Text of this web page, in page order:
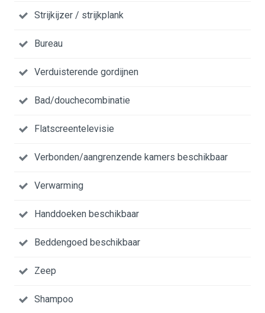
Strijkijzer / strijkplank
Bureau
Verduisterende gordijnen
Bad/douchecombinatie
Flatscreentelevisie
Verbonden/aangrenzende kamers beschikbaar
Verwarming
Handdoeken beschikbaar
Beddengoed beschikbaar
Zeep
Shampoo